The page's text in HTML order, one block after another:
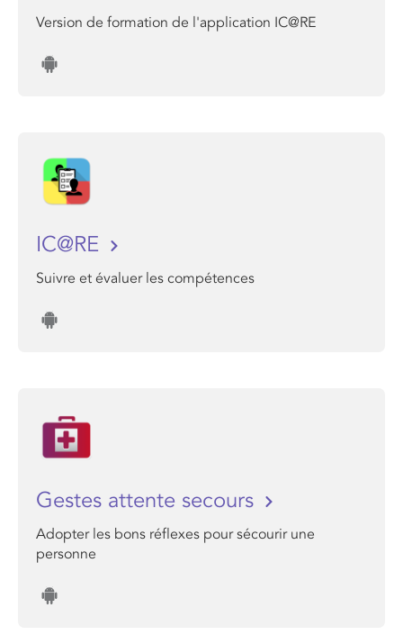
Version de formation de l'application IC@RE
IC@RE
Suivre et évaluer les compétences
Gestes attente secours
Adopter les bons réflexes pour sécourir une
personne